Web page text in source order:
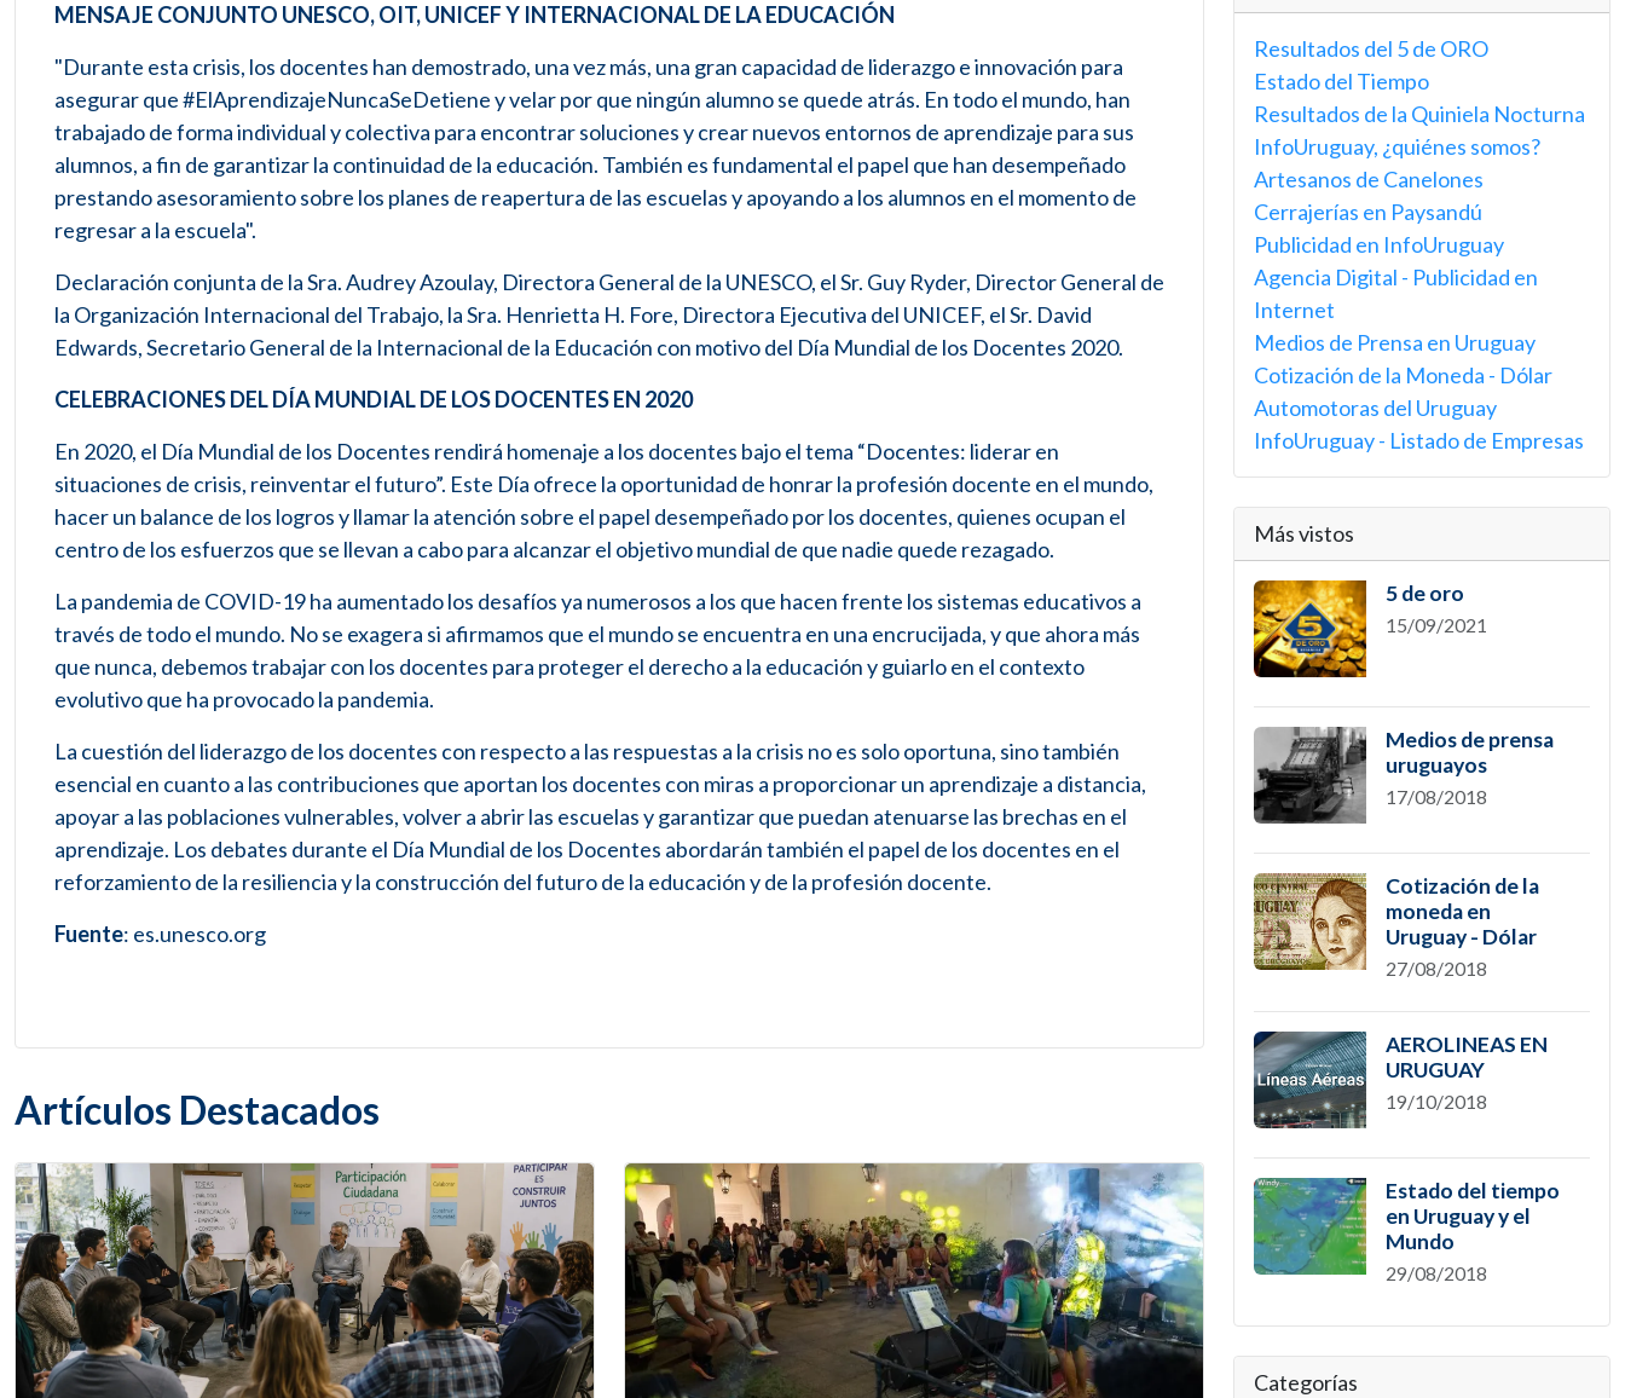
MENSAJE CONJUNTO UNESCO, OIT, UNICEF Y INTERNACIONAL DE LA EDUCACIÓN
"Durante esta crisis, los docentes han demostrado, una vez más, una gran capacidad de liderazgo e innovación para
asegurar que #ElAprendizajeNuncaSeDetiene y velar por que ningún alumno se quede atrás. En todo el mundo, han
trabajado de forma individual y colectiva para encontrar soluciones y crear nuevos entornos de aprendizaje para sus
alumnos, a fin de garantizar la continuidad de la educación. También es fundamental el papel que han desempeñado
prestando asesoramiento sobre los planes de reapertura de las escuelas y apoyando a los alumnos en el momento de
regresar a la escuela".
Declaración conjunta de la Sra. Audrey Azoulay, Directora General de la UNESCO, el Sr. Guy Ryder, Director General de
la Organización Internacional del Trabajo, la Sra. Henrietta H. Fore, Directora Ejecutiva del UNICEF, el Sr. David
Edwards, Secretario General de la Internacional de la Educación con motivo del Día Mundial de los Docentes 2020.
CELEBRACIONES DEL DÍA MUNDIAL DE LOS DOCENTES EN 2020
En 2020, el Día Mundial de los Docentes rendirá homenaje a los docentes bajo el tema “Docentes: liderar en
situaciones de crisis, reinventar el futuro”. Este Día ofrece la oportunidad de honrar la profesión docente en el mundo,
hacer un balance de los logros y llamar la atención sobre el papel desempeñado por los docentes, quienes ocupan el
centro de los esfuerzos que se llevan a cabo para alcanzar el objetivo mundial de que nadie quede rezagado.
La pandemia de COVID-19 ha aumentado los desafíos ya numerosos a los que hacen frente los sistemas educativos a
través de todo el mundo. No se exagera si afirmamos que el mundo se encuentra en una encrucijada, y que ahora más
que nunca, debemos trabajar con los docentes para proteger el derecho a la educación y guiarlo en el contexto
evolutivo que ha provocado la pandemia.
La cuestión del liderazgo de los docentes con respecto a las respuestas a la crisis no es solo oportuna, sino también
esencial en cuanto a las contribuciones que aportan los docentes con miras a proporcionar un aprendizaje a distancia,
apoyar a las poblaciones vulnerables, volver a abrir las escuelas y garantizar que puedan atenuarse las brechas en el
aprendizaje. Los debates durante el Día Mundial de los Docentes abordarán también el papel de los docentes en el
reforzamiento de la resiliencia y la construcción del futuro de la educación y de la profesión docente.
Fuente: es.unesco.org
Artículos Destacados
Resultados del 5 de ORO
Estado del Tiempo
Resultados de la Quiniela Nocturna
InfoUruguay, ¿quiénes somos?
Artesanos de Canelones
Cerrajerías en Paysandú
Publicidad en InfoUruguay
Agencia Digital - Publicidad en
Internet
Medios de Prensa en Uruguay
Cotización de la Moneda - Dólar
Automotoras del Uruguay
InfoUruguay - Listado de Empresas
Más vistos
5 de oro
15/09/2021
Medios de prensa
uruguayos
17/08/2018
Cotización de la
moneda en
Uruguay - Dólar
27/08/2018
AEROLINEAS EN
URUGUAY
19/10/2018
Estado del tiempo
en Uruguay y el
Mundo
29/08/2018
Categorías